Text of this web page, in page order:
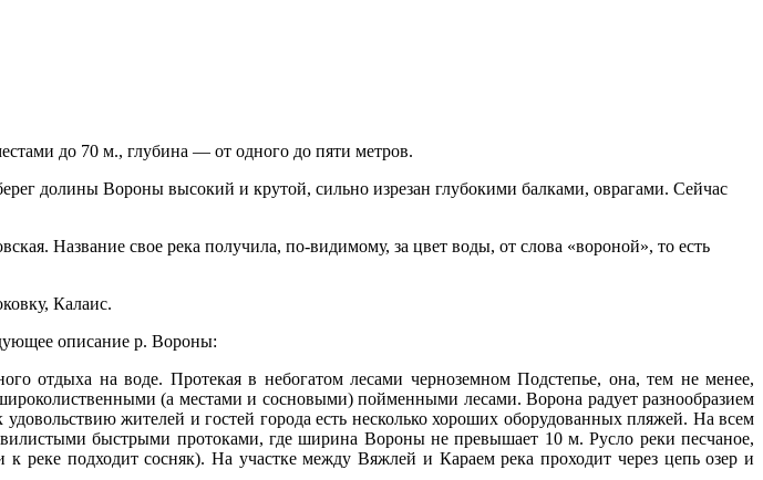
до 70 м., глубина — от одного до пяти метров.
долины Вороны высокий и крутой, сильно изрезан глубокими балками, оврагами. Сейчас
Название свое река получила, по-видимому, за цвет воды, от слова «вороной», то есть
Калаис.
описание р. Вороны:
отдыха на воде. Протекая в небогатом лесами черноземном Подстепье, она, тем не менее,
(а местами и сосновыми) пойменными лесами. Ворона радует разнообразием
жителей и гостей города есть несколько хороших оборудованных пляжей. На всем
быстрыми протоками, где ширина Вороны не превышает 10 м. Русло реки песчаное,
реке подходит сосняк). На участке между Вяжлей и Караем река проходит через цепь озер и